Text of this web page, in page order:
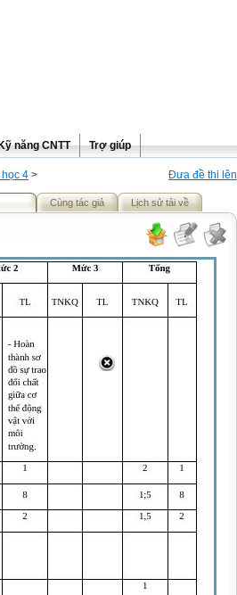
năng CNTT Trợ giúp
Đưa đề thi lên
học 4 >
Cùng tác giả Lịch sử tải về